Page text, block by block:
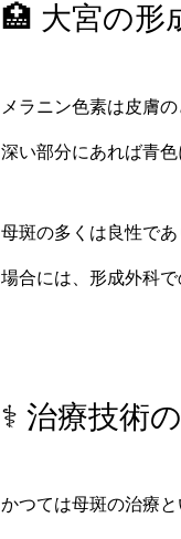
🏥 大宮の形
メラニン色素は皮膚
深い部分にあれば青色
母斑の多くは良性で
場合には、形成外科
⚕️ 治療技術
かつては母斑の治療